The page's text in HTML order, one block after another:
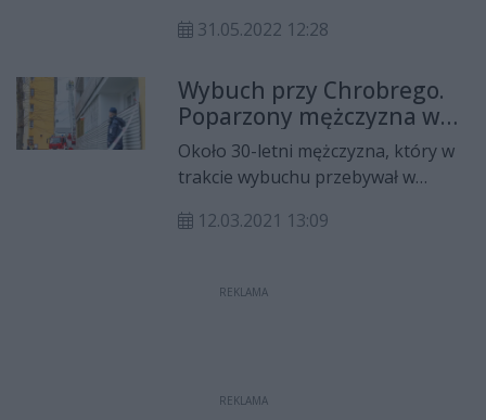
letniego radomianina.
31.05.2022 12:28
Wybuch przy Chrobrego.
Poparzony mężczyzna w
szpitalu
Około 30-letni mężczyzna, który w
trakcie wybuchu przebywał w
trafił do szpitala z poparzeniami
12.03.2021 13:09
REKLAMA
REKLAMA